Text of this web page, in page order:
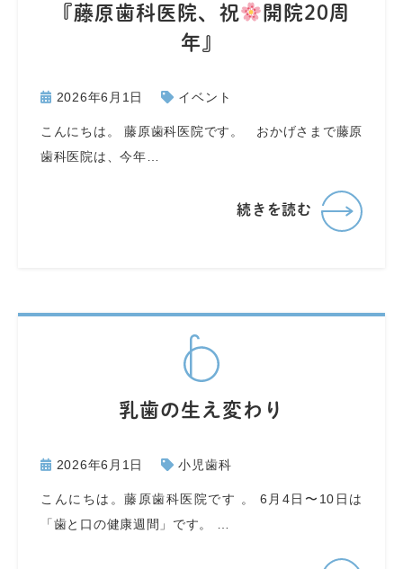
『藤原歯科医院、祝
開院20周
年』
2026年6月1日 イベント
こんにちは。 藤原歯科医院です。 おかげさまで藤原
歯科医院は、今年…
続きを読む
乳歯の生え変わり
2026年6月1日 小児歯科
こんにちは。藤原歯科医院です 。 6月4日〜10日は
「歯と口の健康週間」です。 …